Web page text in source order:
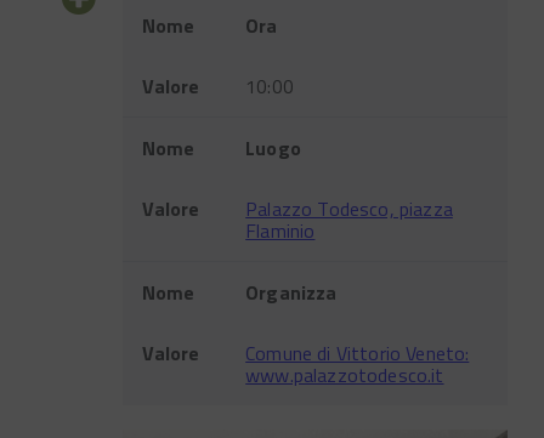
Nome Ora
Valore 10:00
Nome Luogo
Valore Palazzo Todesco, piazza
Flaminio
Nome Organizza
Valore Comune di Vittorio Veneto:
www.palazzotodesco.it